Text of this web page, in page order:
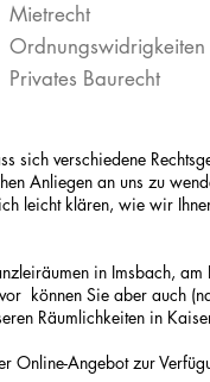
Mietrecht
Privates Baurecht
sich verschiedene
Anliegen an uns zu
leicht klären, wie wir
in Imsbach, am
können Sie aber auch
Räumlichkeiten in
Online-Angebot zur